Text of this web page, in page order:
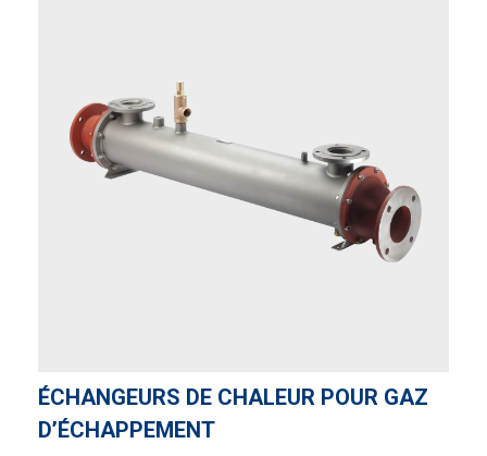
ÉCHANGEURS DE CHALEUR POUR GAZ
D’ÉCHAPPEMENT